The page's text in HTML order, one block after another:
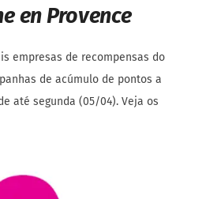
en Provence
empresas de recompensas do
de acúmulo de pontos a
até segunda (05/04). Veja os